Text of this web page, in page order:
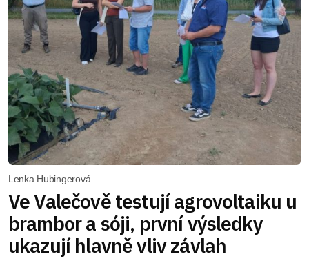
Lenka Hubingerová
Ve Valečově testují agrovoltaiku u
brambor a sóji, první výsledky
ukazují hlavně vliv závlah